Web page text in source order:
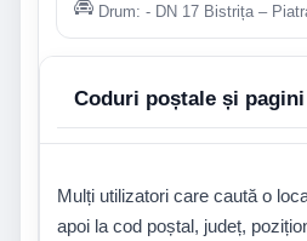
Drum: - DN 17 Bistrița –
Coduri poștale și
Mulți utilizatori care caută o
apoi la cod poștal, județ,